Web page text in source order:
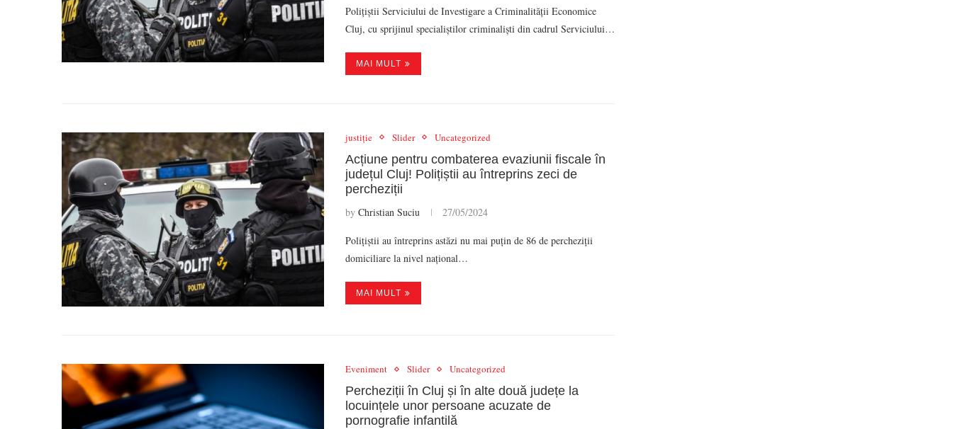
Polițiștii Serviciului de Investigare a Criminalității Economice
Cluj, cu sprijinul specialiștilor criminaliști din cadrul Serviciului…
MAI MULT
justiție Slider Uncategorized
Acțiune pentru combaterea evaziunii fiscale în
județul Cluj! Polițiștii au întreprins zeci de
percheziții
by Christian Suciu 27/05/2024
Polițiștii au întreprins astăzi nu mai puțin de 86 de percheziții
domiciliare la nivel național…
MAI MULT
Eveniment Slider Uncategorized
Percheziții în Cluj și în alte două județe la
locuințele unor persoane acuzate de
pornografie infantilă